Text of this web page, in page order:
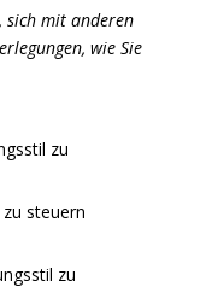
sich mit anderen
wie Sie
zu
steuern
zu